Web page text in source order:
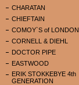
CHARATAN
CHIEFTAIN
COMOY`S of LONDON
CORNELL & DIEHL
DOCTOR PIPE
EASTWOOD
ERIK STOKKEBYE 4th
GENERATION